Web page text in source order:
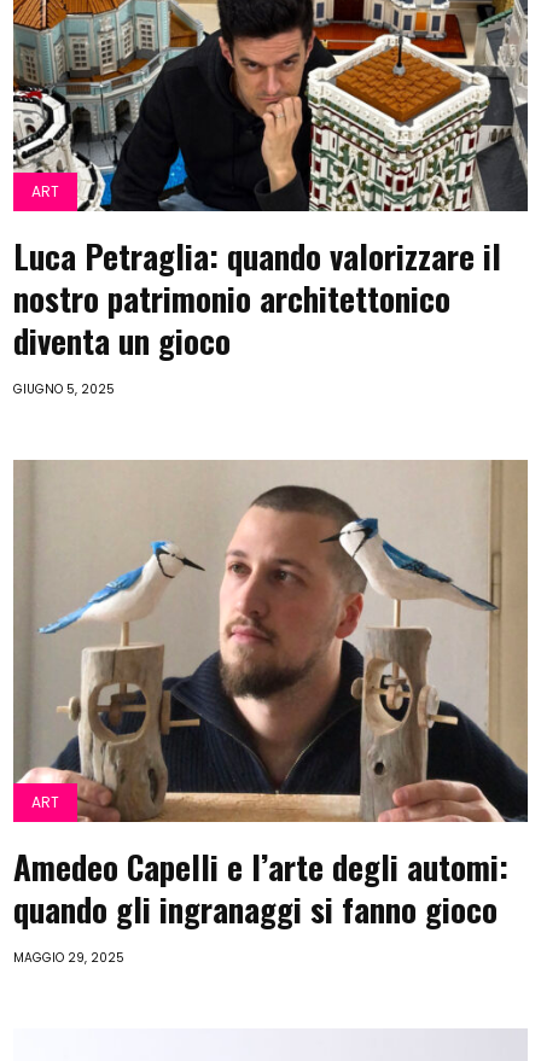
ART
Luca Petraglia: quando valorizzare il
nostro patrimonio architettonico
diventa un gioco
GIUGNO 5, 2025
ART
Amedeo Capelli e l’arte degli automi:
quando gli ingranaggi si fanno gioco
MAGGIO 29, 2025